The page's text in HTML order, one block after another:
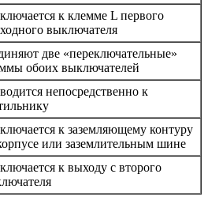
к клемме L первого
выключателя
две «переключательные»
обоих выключателей
непосредственно к
к заземляющему контуру
или заземлительным шине
к выходу с второго